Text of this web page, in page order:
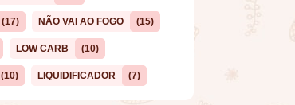
(17) NÃO VAI AO FOGO (15)
LOW CARB (10)
(10) LIQUIDIFICADOR (7)